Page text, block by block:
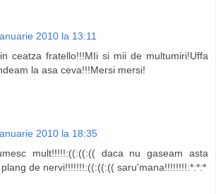
2010 la 13:11
ceatza fratello!!!MIi si mii de multumiri!Uffa
la asa ceva!!!Mersi mersi!
2010 la 18:35
mult!!!!!:((:((:(( daca nu gaseam asta
de nervi!!!!!!!:((:((:(( saru'mana!!!!!!!!:*:*:*